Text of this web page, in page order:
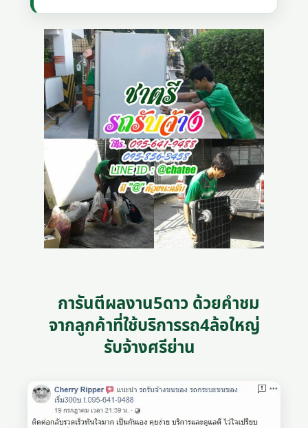
การันตีผลงาน5ดาว ด้วยคำชม
จากลูกค้าที่ใช้บริการรถ4ล้อใหญ่
รับจ้างศรีย่าน